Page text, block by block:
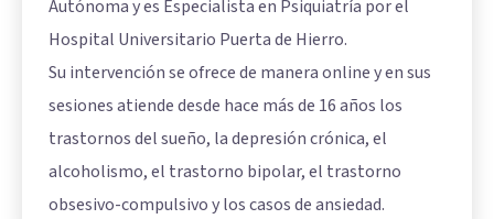
Autónoma y es Especialista en Psiquiatría por el
Hospital Universitario Puerta de Hierro.
Su intervención se ofrece de manera online y en sus
sesiones atiende desde hace más de 16 años los
trastornos del sueño, la depresión crónica, el
alcoholismo, el trastorno bipolar, el trastorno
obsesivo-compulsivo y los casos de ansiedad.